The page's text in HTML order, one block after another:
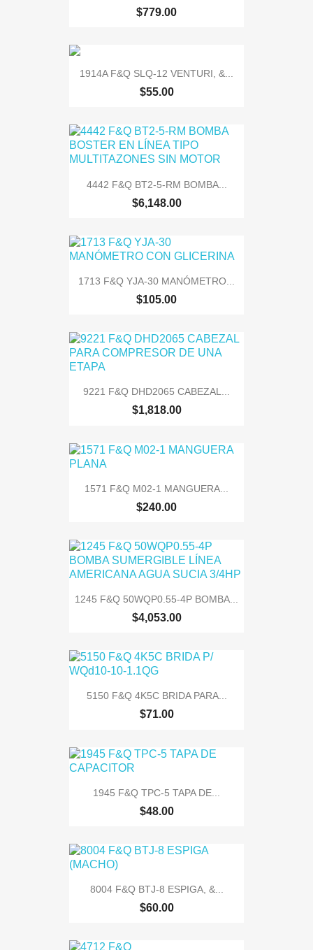
$779.00
1914A F&Q SLQ-12 VENTURI, &...
$55.00
4442 F&Q BT2-5-RM BOMBA...
$6,148.00
1713 F&Q YJA-30 MANÓMETRO...
$105.00
9221 F&Q DHD2065 CABEZAL...
$1,818.00
1571 F&Q M02-1 MANGUERA...
$240.00
1245 F&Q 50WQP0.55-4P BOMBA...
$4,053.00
5150 F&Q 4K5C BRIDA PARA...
$71.00
1945 F&Q TPC-5 TAPA DE...
$48.00
8004 F&Q BTJ-8 ESPIGA, &...
$60.00